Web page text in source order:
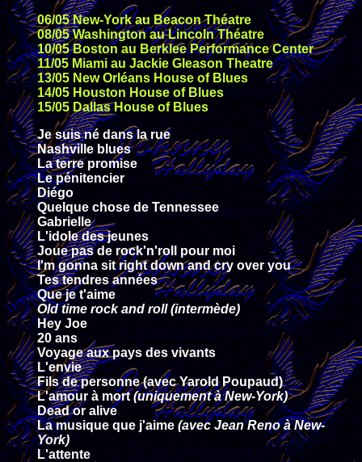
06/05 New-York au Beacon Théatre
08/05 Washington au Lincoln Théatre
10/05 Boston au Berklee Performance Center
11/05 Miami au Jackie Gleason Theatre
13/05 New Orléans House of Blues
14/05 Houston House of Blues
15/05 Dallas House of Blues
Je suis né dans la rue
Nashville blues
La terre promise
Le pénitencier
Diégo
Quelque chose de Tennessee
Gabrielle
L'idole des jeunes
Joue pas de rock'n'roll pour moi
I'm gonna sit right down and cry over you
Tes tendres années
Que je t'aime
Old time rock and roll (intermède)
Hey Joe
20 ans
Voyage aux pays des vivants
L'envie
Fils de personne (avec Yarold Poupaud)
L'amour à mort(uniquement à New-York)
Dead or alive
La musique que j'aime(avec Jean Reno à New-
York)
L'attente